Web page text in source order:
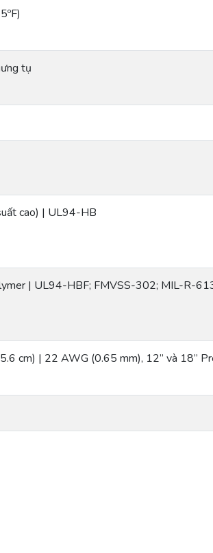
tụ
cao) | UL94-HB
| UL94-HBF; FMVSS-302; MIL-R-
cm) | 22 AWG (0.65 mm), 12” và 18”